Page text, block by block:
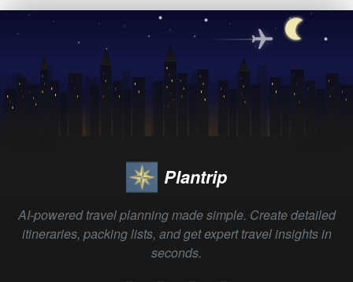
Plantrip
AI-powered travel planning made simple. Create detailed
itineraries, packing lists, and get expert travel insights in
seconds.